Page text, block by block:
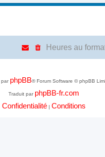
Heures au
par phpBB® Forum Software © phpBB
Traduit par phpBB-fr.com
Confidentialité| Conditions